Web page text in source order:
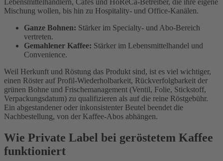
Lebensmittelhändlern, Cafés und HoReCa-Betreiber, die ihre eigene
Mischung wollen, bis hin zu Hospitality- und Office-Kanälen.
Ganze Bohnen: Stärker im Specialty- und Abo-Bereich
vertreten.
Gemahlener Kaffee: Stärker im Lebensmittelhandel und
Convenience.
Weil Herkunft und Röstung das Produkt sind, ist es viel wichtiger,
einen Röster auf Profil-Wiederholbarkeit, Rückverfolgbarkeit der
grünen Bohne und Frischemanagement (Ventil, Folie, Stickstoff,
Verpackungsdatum) zu qualifizieren als auf die reine Röstgebühr.
Ein abgestandener oder inkonsistenter Beutel beendet die
Nachbestellung, von der Kaffee-Abos abhängen.
Wie Private Label bei geröstetem Kaffee
funktioniert